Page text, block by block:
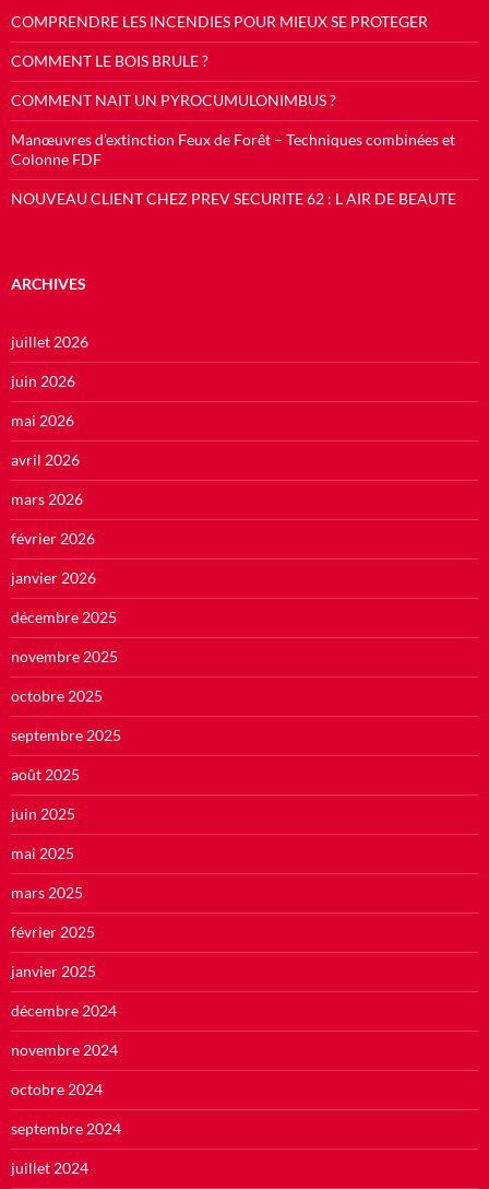
COMPRENDRE LES INCENDIES POUR MIEUX SE PROTEGER
COMMENT LE BOIS BRULE ?
COMMENT NAIT UN PYROCUMULONIMBUS ?
Manœuvres d’extinction Feux de Forêt – Techniques combinées et
Colonne FDF
NOUVEAU CLIENT CHEZ PREV SECURITE 62 : L AIR DE BEAUTE
ARCHIVES
juillet 2026
juin 2026
mai 2026
avril 2026
mars 2026
février 2026
janvier 2026
décembre 2025
novembre 2025
octobre 2025
septembre 2025
août 2025
juin 2025
mai 2025
mars 2025
février 2025
janvier 2025
décembre 2024
novembre 2024
octobre 2024
septembre 2024
juillet 2024